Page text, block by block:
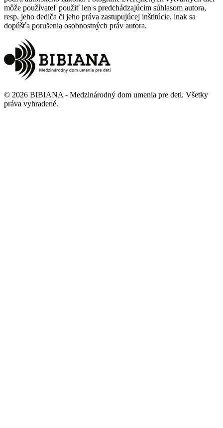
môže používateľ použiť len s predchádzajúcim súhlasom autora,
resp. jeho dediča či jeho práva zastupujúcej inštitúcie, inak sa
dopúšťa porušenia osobnostných práv autora.
© 2026 BIBIANA - Medzinárodný dom umenia pre deti. Všetky
práva vyhradené.